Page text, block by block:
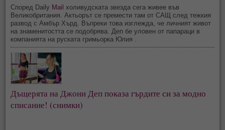
Според Daily Mail холивудската звезда сега живее във
Великобритания. Актьорът се премести там от САЩ след тежкия
развод с Амбър Хърд. Въпреки това изглежда, че личният живот
на знаменитостта се подобрява. Деп бе уловен от папараци в
компанията на руската гримьорка Юлия .
Дъщерята на Джони Деп показа гърдите си за модно
списание! (снимки)